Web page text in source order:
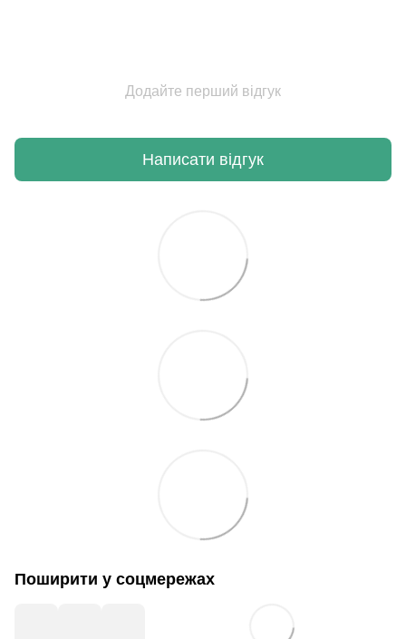
Додайте перший відгук
Написати відгук
Поширити у соцмережах